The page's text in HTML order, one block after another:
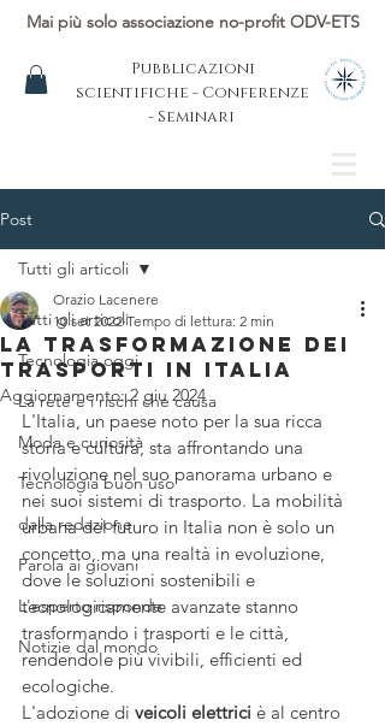
Mai più solo associazione no-profit ODV-ETS
Pubblicazioni
scientifiche - Conferenze
- Seminari
Post
Tutti gli articoli
Tecnologia oggi
La rete e i rischi che causa
Moda e curiosità
Tecnologia buon uso
dalla redazione
Parola ai giovani
L'esperto risponde
Notizie dal mondo
Tutti gli articoli
La Trasformazione dei
Trasporti in Italia
Orazio Lacenere
10 set 2022 Tempo di lettura: 2 min
Aggiornamento:2 giu 2024
L'Italia, un paese noto per la sua ricca
storia e cultura, sta affrontando una
rivoluzione nel suo panorama urbano e
nei suoi sistemi di trasporto. La mobilità
urbana del futuro in Italia non è solo un
concetto, ma una realtà in evoluzione,
dove le soluzioni sostenibili e
tecnologicamente avanzate stanno
trasformando i trasporti e le città,
rendendole più vivibili, efficienti ed
ecologiche.
L'adozione di veicoli elettrici è al centro